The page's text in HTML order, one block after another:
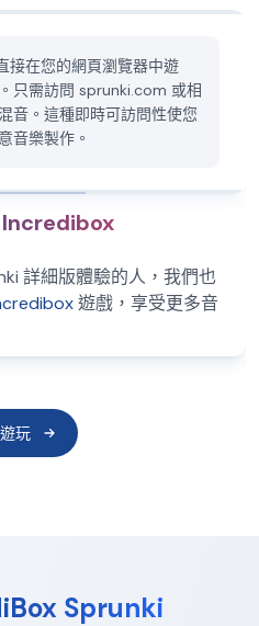
接在您的網頁瀏覽器中遊
只需訪問 sprunki.com 或相
音。這種即時可訪問性使您
音樂製作。
詳細版體驗的人，我們也
遊戲，享受更多音
玩
Sprunki